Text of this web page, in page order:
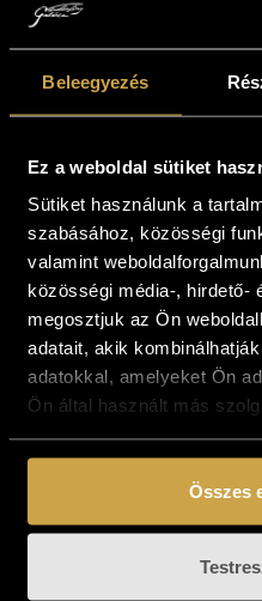
Beleegyezés
Ez a weboldal sütiket
Sütiket használunk a
szabásához, közösségi
valamint
közösségi média-, hirdető-
megosztjuk az Ön
adatait, akik
adatokkal, amelyeket Ön
Ön által használt más
Összes
Ludvig Zoltán -
Balaton II (20x20
cm)
88 000Ft
Kosárba teszem